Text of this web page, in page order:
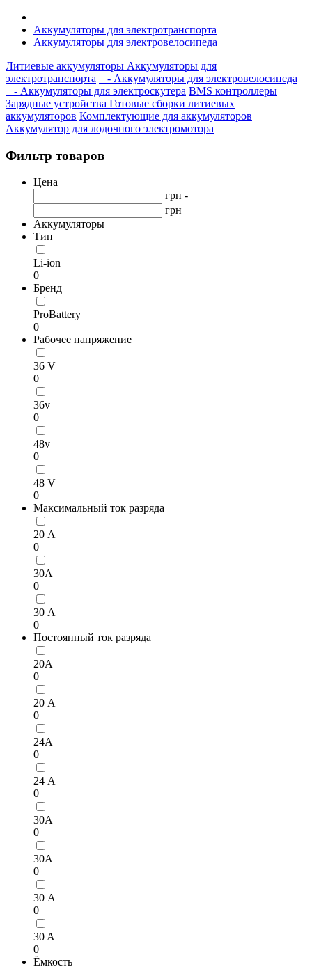
Аккумуляторы для электротранспорта
Аккумуляторы для электровелосипеда
Литиевые аккумуляторы Аккумуляторы для
электротранспорта
- Аккумуляторы для электровелосипеда
- Аккумуляторы для электроскутера BMS контроллеры
Зарядные устройства Готовые сборки литиевых
аккумуляторов Комплектующие для аккумуляторов
Аккумулятор для лодочного электромотора
Фильтр товаров
Цена
грн -
грн
Аккумуляторы
Тип
Li-ion
0
Бренд
ProBattery
0
Рабочее напряжение
36 V
0
36v
0
48v
0
48 V
0
Максимальный ток разряда
20 А
0
30А
0
30 А
0
Постоянный ток разряда
20А
0
20 А
0
24А
0
24 А
0
30А
0
30A
0
30 А
0
30 A
0
Ёмкость